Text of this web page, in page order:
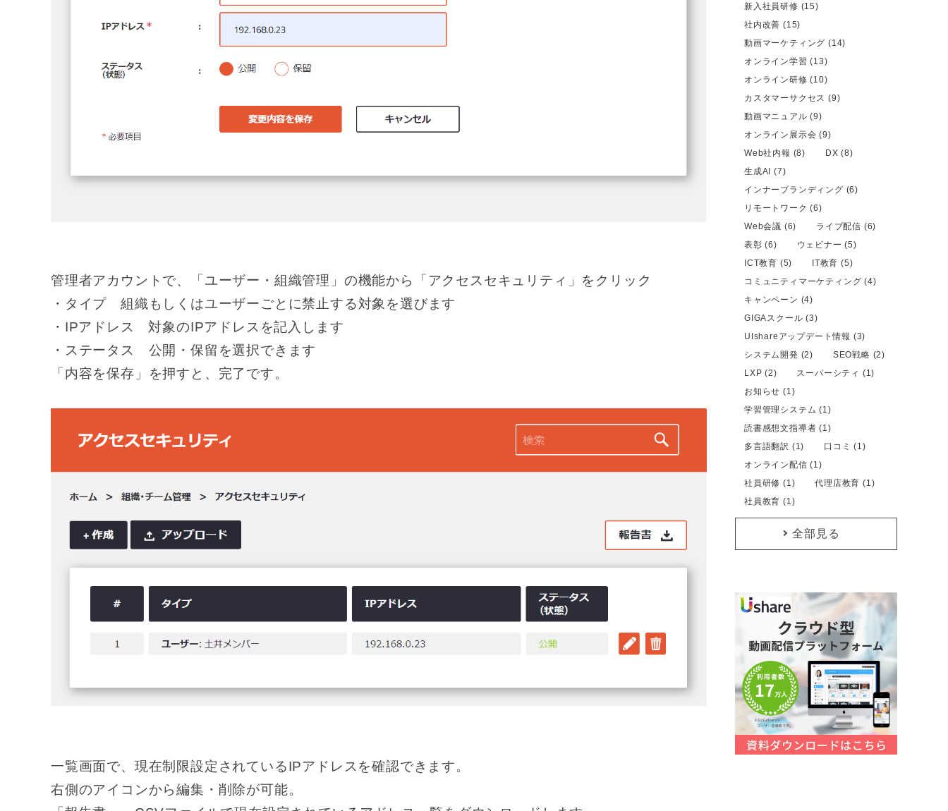
管理者アカウントで、「ユーザー・組織管理」の機能から「アクセスセキュリティ」をクリック
・タイプ 組織もしくはユーザーごとに禁止する対象を選びます
・IPアドレス 対象のIPアドレスを記入します
・ステータス 公開・保留を選択できます
「内容を保存」を押すと、完了です。
一覧画面で、現在制限設定されているIPアドレスを確認できます。
右側のアイコンから編集・削除が可能。
新入社員研修 (15)
社内改善 (15)
動画マーケティング (14)
オンライン学習 (13)
オンライン研修 (10)
カスタマーサクセス (9)
動画マニュアル (9)
オンライン展示会 (9)
Web社内報 (8)
DX (8)
生成AI (7)
インナーブランディング (6)
リモートワーク (6)
Web会議 (6)
ライブ配信 (6)
表彰 (6)
ウェビナー (5)
ICT教育 (5)
IT教育 (5)
コミュニティマーケティング (4)
キャンペーン (4)
GIGAスクール (3)
UIshareアップデート情報 (3)
システム開発 (2)
SEO戦略 (2)
LXP (2)
スーパーシティ (1)
お知らせ (1)
学習管理システム (1)
読書感想文指導者 (1)
多言語翻訳 (1)
口コミ (1)
オンライン配信 (1)
社員研修 (1)
代理店教育 (1)
社員教育 (1)
全部見る